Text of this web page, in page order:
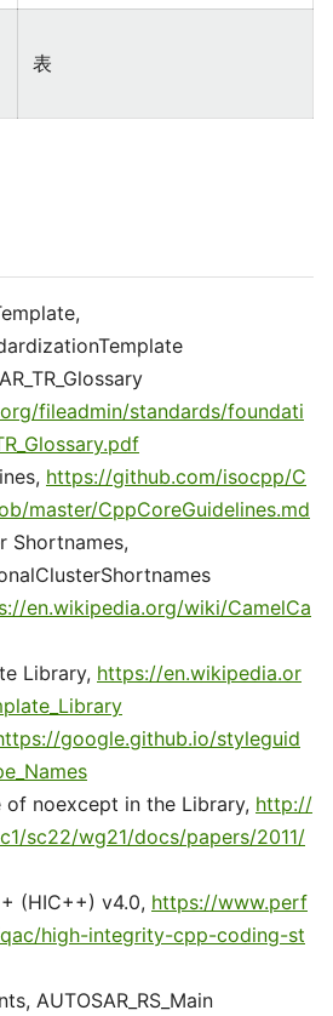
表
fileadmin/standards/foundati
https://github.com/isocpp/C
master/CppCoreGuidelines.md
Shortnames,
en.wikipedia.org/wiki/CamelCa
Library, https://en.wikipedia.or
google.github.io/styleguid
of noexcept in the Library, http://
sc22/wg21/docs/papers/2011/
(HIC++) v4.0, https://www.perf
high-integrity-cpp-coding-st
AUTOSAR_RS_Main